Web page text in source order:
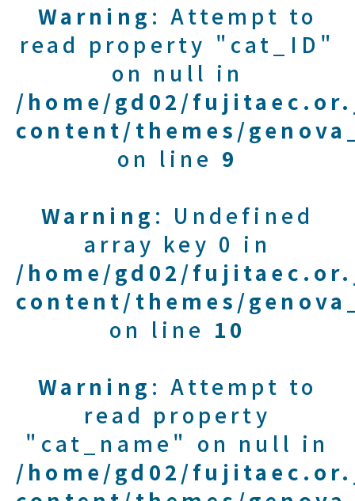
Warning : Attempt to
read property "cat_ID"
on null in
/home/gd02/
content/themes/
on line 9
Warning : Undefined
array key 0 in
/home/gd02/
content/themes/
on line 10
Warning : Attempt to
read property
"cat_name" on null in
/home/gd02/